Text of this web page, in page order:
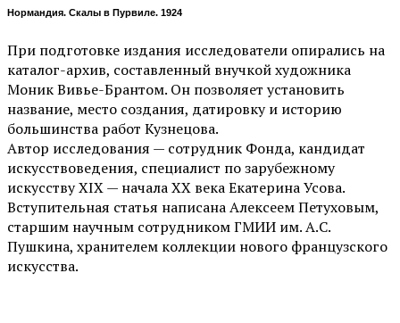
Нормандия. Скалы в Пурвиле. 1924
При подготовке издания исследователи опирались на
каталог-архив, составленный внучкой художника
Моник Вивье-Брантом. Он позволяет установить
название, место создания, датировку и историю
большинства работ Кузнецова.
Автор исследования — сотрудник Фонда, кандидат
искусствоведения, специалист по зарубежному
искусству XIX — начала XX века Екатерина Усова.
Вступительная статья написана Алексеем Петуховым,
старшим научным сотрудником ГМИИ им. А.С.
Пушкина, хранителем коллекции нового французского
искусства.